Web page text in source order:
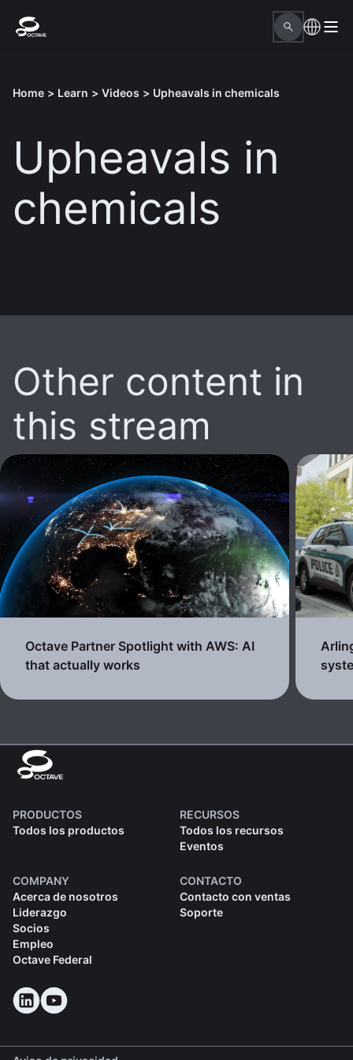
Home > Learn > Videos > Upheavals in chemicals
Upheavals in
chemicals
Other content in
this stream
Octave Partner Spotlight with AWS: AI
that actually works
PRODUCTOS
Todos los productos
RECURSOS
Todos los recursos
Eventos
COMPANY
Acerca de nosotros
Liderazgo
Socios
Empleo
Octave Federal
CONTACTO
Contacto con ventas
Soporte